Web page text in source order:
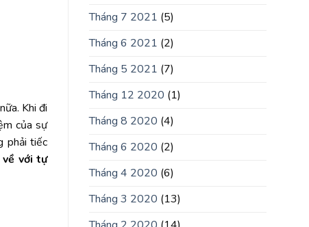
Khi đi
của sự
phải tiếc
với tự
Tháng 7 2021 (5)
Tháng 6 2021 (2)
Tháng 5 2021 (7)
Tháng 12 2020 (1)
Tháng 8 2020 (4)
Tháng 6 2020 (2)
Tháng 4 2020 (6)
Tháng 3 2020 (13)